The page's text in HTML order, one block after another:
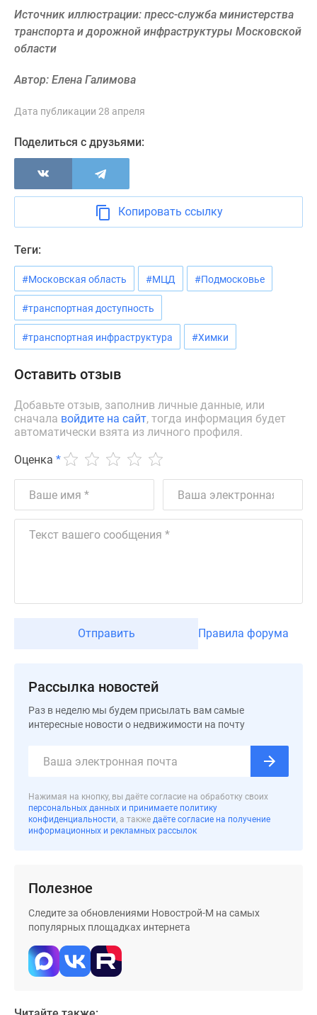
программы
Медиа
Новости
недвижимости
Мнение
Аналитика
рынка
Покупателю
Экспертиза
Эксперты
проекте
Контакты
Реклама
Машино-
места
#траншевая
ипотека
#рассрочка
ИТ-
ипотека
Субсидированная
Rutube
Программа
реновации
премиум-
класса
Новостройки
класса
Рассрочка
ипотека
Источник иллюстрации: пресс-служба министерства
транспорта и дорожной инфраструктуры Московской
области
Автор: Елена Галимова
Дата публикации 28 апреля
Поделиться с друзьями:
Копировать ссылку
Теги:
#Московская область #МЦД #Подмосковье
#транспортная доступность
#транспортная инфраструктура #Химки
Оставить отзыв
Добавьте отзыв, заполнив личные данные, или
сначала войдите на сайт, тогда информация будет
автоматически взята из личного профиля.
Оценка *
Отправить Правила форума
Рассылка новостей
Раз в неделю мы будем присылать вам самые
интересные новости о недвижимости на почту
Нажимая на кнопку, вы даёте согласие на обработку своих
персональных данных и принимаете политику
конфиденциальности, а также даёте согласие на получение
информационных и рекламных рассылок
Полезное
Следите за обновлениями Новострой-М на самых
популярных площадках интернета